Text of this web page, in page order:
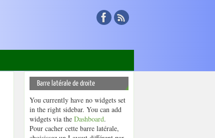
Barre latérale de droite
You currently have no widgets set
in the right sidebar. You can add
widgets via the Dashboard.
Pour cacher cette barre latérale,